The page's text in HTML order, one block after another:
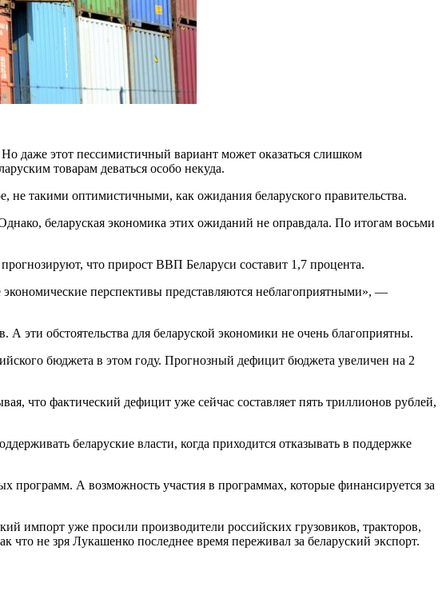
даже этот пессимистичный вариант может оказаться слишком
товарам деваться особо некуда.
такими оптимистичными, как ожидания беларуского правительства.
беларуская экономика этих ожиданий не оправдала. По итогам восьми
что прирост ВВП Беларуси составит 1,7 процента.
перспективы представляются неблагоприятными», —
А эти обстоятельства для беларуской экономики не очень благоприятны.
бюджета в этом году. Прогнозный дефицит бюджета увеличен на 2
что фактический дефицит уже сейчас составляет пять триллионов рублей,
беларуские власти, когда приходится отказывать в поддержке
программ. А возможность участия в программах, которые финансируется за
импорт уже просили производители российских грузовиков, тракторов,
что не зря Лукашенко последнее время переживал за беларуский экспорт.